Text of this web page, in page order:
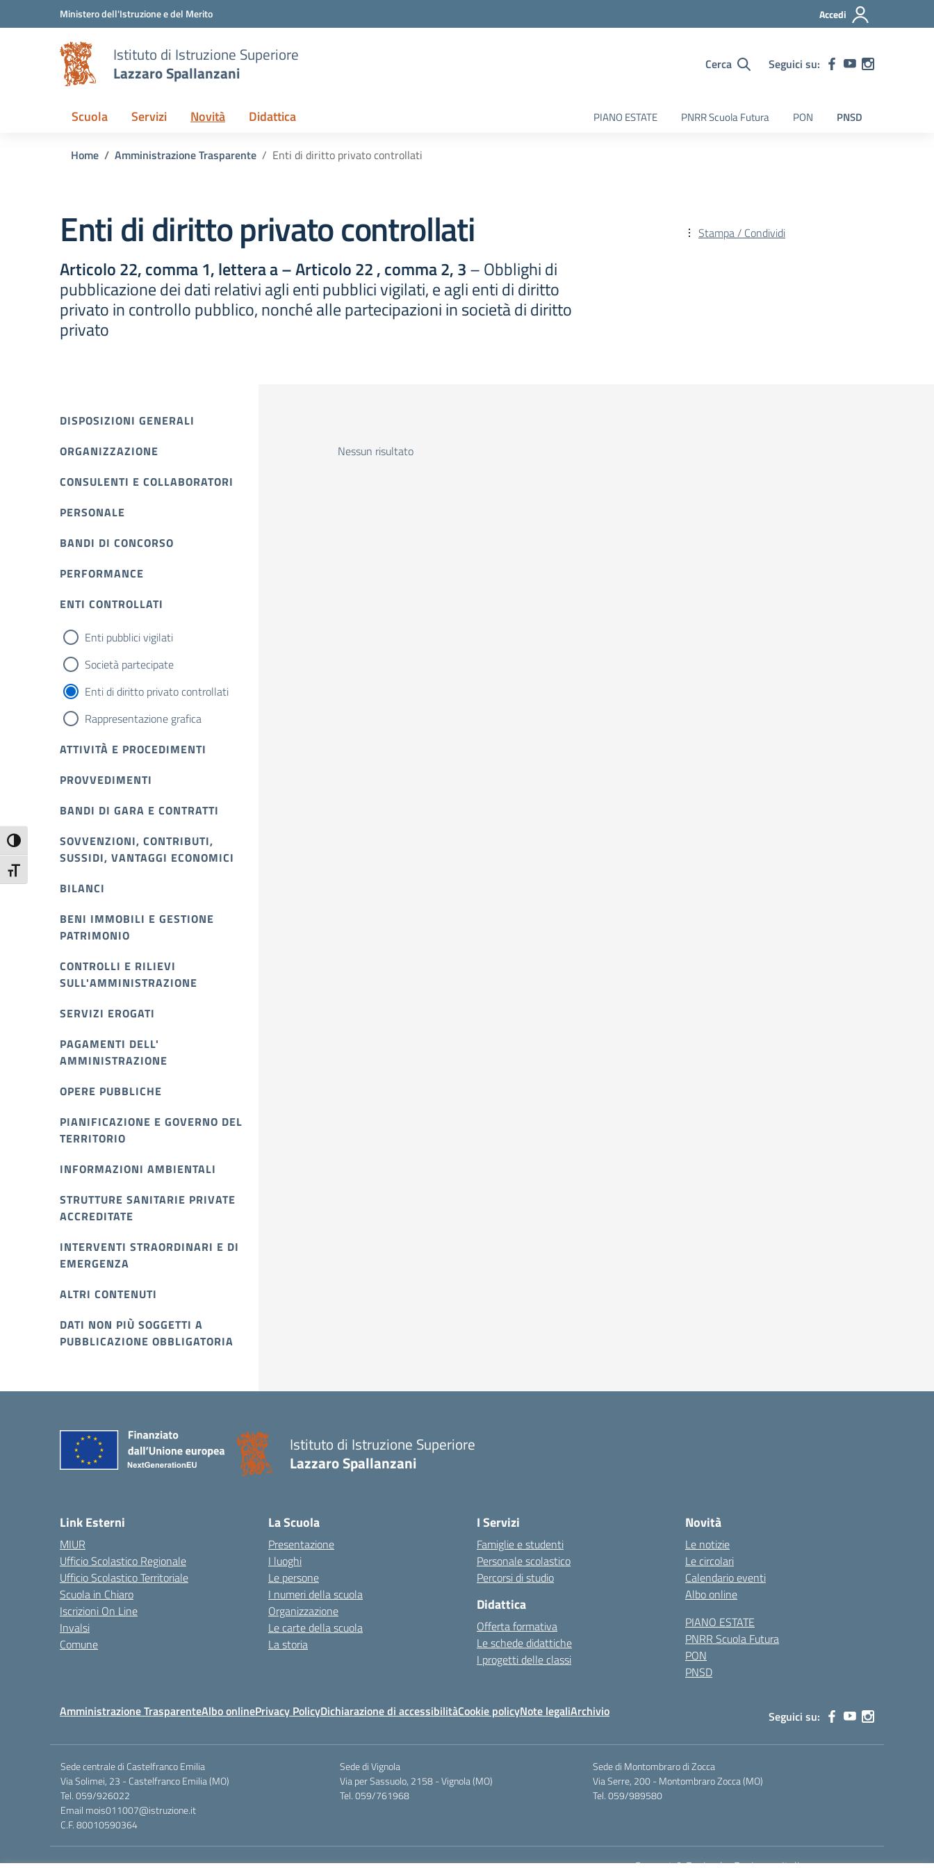
Attiva/disattiva alto contrasto
Attiva/disattiva dimensione testo
Vai ai contenuti
Vai al menu di navigazioneMinistero dell'Istruzione e del Merito Accedi
Istituto di Istruzione Superiore
Lazzaro Spallanzani
Cerca Seguici su:
Scuola Servizi Novità Didattica PIANO ESTATE PNRR Scuola Futura PON PNSD
Home Amministrazione Trasparente Enti di diritto privato controllati
Enti di diritto privato controllati
Articolo 22, comma 1, lettera a – Articolo 22 , comma 2, 3– Obblighi di
pubblicazione dei dati relativi agli enti pubblici vigilati, e agli enti di diritto
privato in controllo pubblico, nonché alle partecipazioni in società di diritto
privato
Stampa / Condividi
DISPOSIZIONI GENERALI
ORGANIZZAZIONE
CONSULENTI E COLLABORATORI
PERSONALE
BANDI DI CONCORSO
PERFORMANCE
ENTI CONTROLLATI
Enti pubblici vigilati
Società partecipate
Enti di diritto privato controllati
Rappresentazione grafica
ATTIVITÀ E PROCEDIMENTI
PROVVEDIMENTI
BANDI DI GARA E CONTRATTI
SOVVENZIONI, CONTRIBUTI,
SUSSIDI, VANTAGGI ECONOMICI
BILANCI
BENI IMMOBILI E GESTIONE
PATRIMONIO
CONTROLLI E RILIEVI
SULL'AMMINISTRAZIONE
SERVIZI EROGATI
PAGAMENTI DELL'
AMMINISTRAZIONE
OPERE PUBBLICHE
PIANIFICAZIONE E GOVERNO DEL
TERRITORIO
INFORMAZIONI AMBIENTALI
STRUTTURE SANITARIE PRIVATE
ACCREDITATE
INTERVENTI STRAORDINARI E DI
EMERGENZA
ALTRI CONTENUTI
DATI NON PIÙ SOGGETTI A
PUBBLICAZIONE OBBLIGATORIA
Nessun risultato
Istituto di Istruzione Superiore
Lazzaro Spallanzani
Link Esterni
MIUR
Ufficio Scolastico Regionale
Ufficio Scolastico Territoriale
Scuola in Chiaro
Iscrizioni On Line
Invalsi
Comune
La Scuola
Presentazione
I luoghi
Le persone
I numeri della scuola
Organizzazione
Le carte della scuola
La storia
I Servizi
Famiglie e studenti
Personale scolastico
Percorsi di studio
Didattica
Offerta formativa
Le schede didattiche
I progetti delle classi
Novità
Le notizie
Le circolari
Calendario eventi
Albo online
PIANO ESTATE
PNRR Scuola Futura
PON
PNSD
Amministrazione TrasparenteAlbo onlinePrivacy PolicyDichiarazione di accessibilitàCookie policyNote legaliArchivio Seguici su:
Sede centrale di Castelfranco Emilia
Via Solimei, 23 - Castelfranco Emilia (MO)
Tel. 059/926022
Email mois011007@istruzione.it
C.F. 80010590364
Sede di Vignola
Via per Sassuolo, 2158 - Vignola (MO)
Tel. 059/761968
Sede di Montombraro di Zocca
Via Serre, 200 - Montombraro Zocca (MO)
Tel. 059/989580